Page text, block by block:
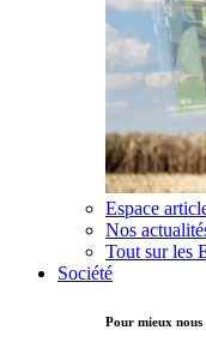
Espace
Nos
Tout sur les
Société
Pour mieux